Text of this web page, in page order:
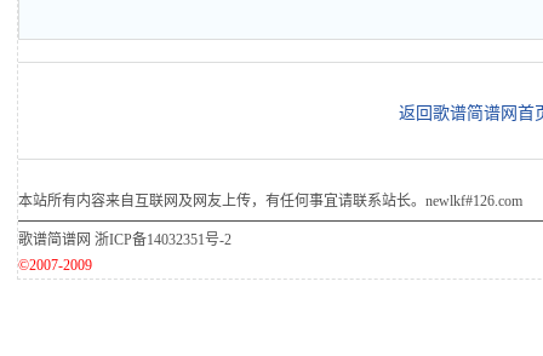
返回歌谱简谱网首
本站所有内容来自互联网及网友上传，有任何事宜请联系站长。newlkf#126.com
歌谱简谱网 浙ICP备14032351号-2
©2007-2009